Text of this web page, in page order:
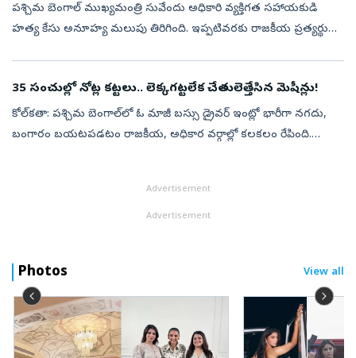
పశ్చిమ బెంగాల్‌ ముఖ్యమంత్రి సువేందు అధికారి వ్యక్తిగత సహాయకుడి
హత్య కేసు అనూహ్య మలుపు తిరిగింది. ఇప్పటివరకు రాజకీయ ప్రత్యర్థుల
35 సంచుల్లో నోట్ల కట్టలు.. లెక్కగట్టలేక చేతులెత్తేసిన మెషీన్లు!
కోల్‌కతా: పశ్చిమ బెంగాల్‌లో ఓ మాజీ బస్సు డ్రైవర్ ఇంట్లో భారీగా నగదు,
బంగారం బయటపడటం రాజకీయ, అధికార వర్గాల్లో కలకలం రేపింది.
Advertisement
Advertisement
Photos View all